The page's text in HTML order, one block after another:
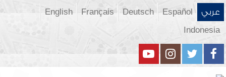
عربي Español
Deutsch
Français
English
Indonesia